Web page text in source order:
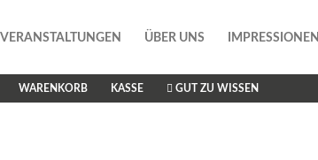
VERANSTALTUNGEN ÜBER UNS IMPRESSIONEN
WARENKORB KASSE GUT ZU WISSEN